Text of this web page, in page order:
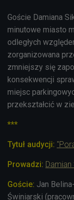
Goście Damiana
minutowe miasto
odległych
zorganizowana
zmniejszy się
konsekwencji
miejsc
przekształcić w
***
Tytuł audycji:
Prowadzi:
Goście: Jan
Świniarski